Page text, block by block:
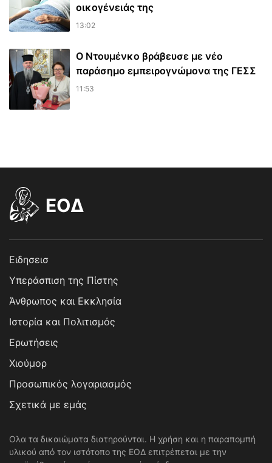
οικογένειάς της
13:02
Ο Ντουμένκο βράβευσε με νέο
παράσημο εμπειρογνώμονα της ΓΕΣΣ
11:53
EOΔ
Ειδησεισ
Υπεράσπιση της Πίστης
Άνθρωπος και Εκκλησία
Ιστορία και Πολιτισμός
Ερωτήσεις
Χιούμορ
Προσωπικός λογαριασμός
Σχετικά με εμάς
Ολα τα δικαιώματα διατηρούνται. Η χρήση και η παραπομπή
υλικού από τον ιστότοπο της ΕΟΔ επιτρέπεται με την